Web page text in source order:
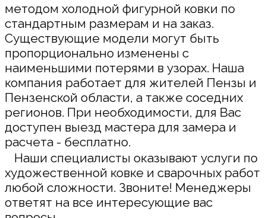
методом холодной фигурной ковки по
стандартным размерам и на заказ.
Существующие модели могут быть
пропорционально изменены с
наименьшими потерями в узорах. Наша
компания работает для жителей Пензы и
Пензенской области, а также соседних
регионов. При необходимости, для Вас
доступен выезд мастера для замера и
расчета - бесплатно.
Наши специалисты оказывают услуги по
художественной ковке и сварочных работ
любой сложности. Звоните! Менеджеры
ответят на все интересующие вас